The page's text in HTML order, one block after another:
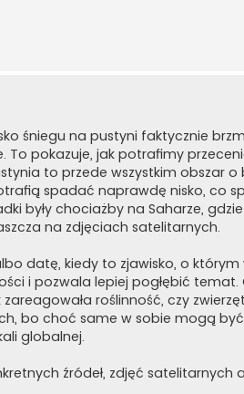
śniegu na pustyni faktycznie
pokazuje, jak potrafimy
to przede wszystkim obszar
spadać naprawdę nisko, co
były chociażby na Saharze,
na zdjęciach satelitarnych.
datę, kiedy to zjawisko, o
i pozwala lepiej pogłębić temat.
zareagowała roślinność, czy
bo choć same w sobie mogą
globalnej.
źródeł, zdjęć